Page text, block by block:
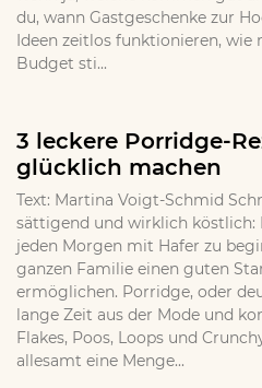
du, wann Gastgeschenke zur
Ideen zeitlos funktionieren,
Budget sti...
3 leckere Porridge-
glücklich machen
Text: Martina Voigt-Schmid
sättigend und wirklich köstlich:
jeden Morgen mit Hafer zu
ganzen Familie einen guten
ermöglichen. Porridge, oder
lange Zeit aus der Mode und
Flakes, Poos, Loops und
allesamt eine Menge...